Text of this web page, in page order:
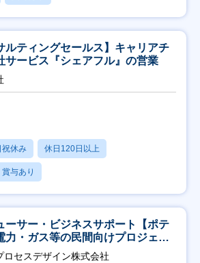
ティングセールス】キャリアチ
サービス『シェアフル』の営業
祝休み 休日120日以上
賞与あり
ーサー・ビジネスサポート【ポテ
力・ガス等の民間向けプロジェク
ロセスデザイン株式会社